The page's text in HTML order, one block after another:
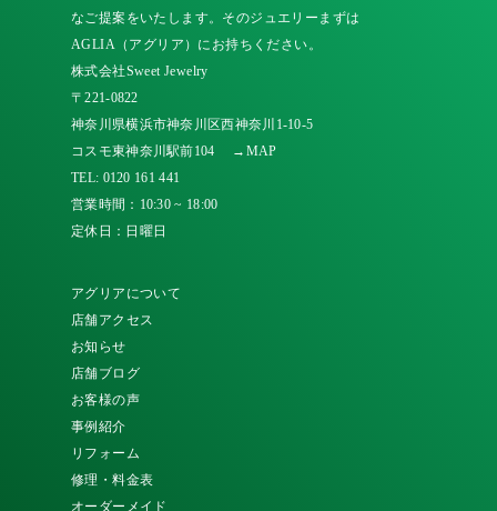
なご提案をいたします。そのジュエリーまずは
AGLIA（アグリア）にお持ちください。
株式会社Sweet Jewelry
〒221-0822
神奈川県横浜市神奈川区西神奈川1-10-5
コスモ東神奈川駅前104
→MAP
TEL: 0120 161 441
営業時間：10:30 ~ 18:00
定休日：日曜日
アグリアについて
店舗アクセス
お知らせ
店舗ブログ
お客様の声
事例紹介
リフォーム
修理・料金表
オーダーメイド